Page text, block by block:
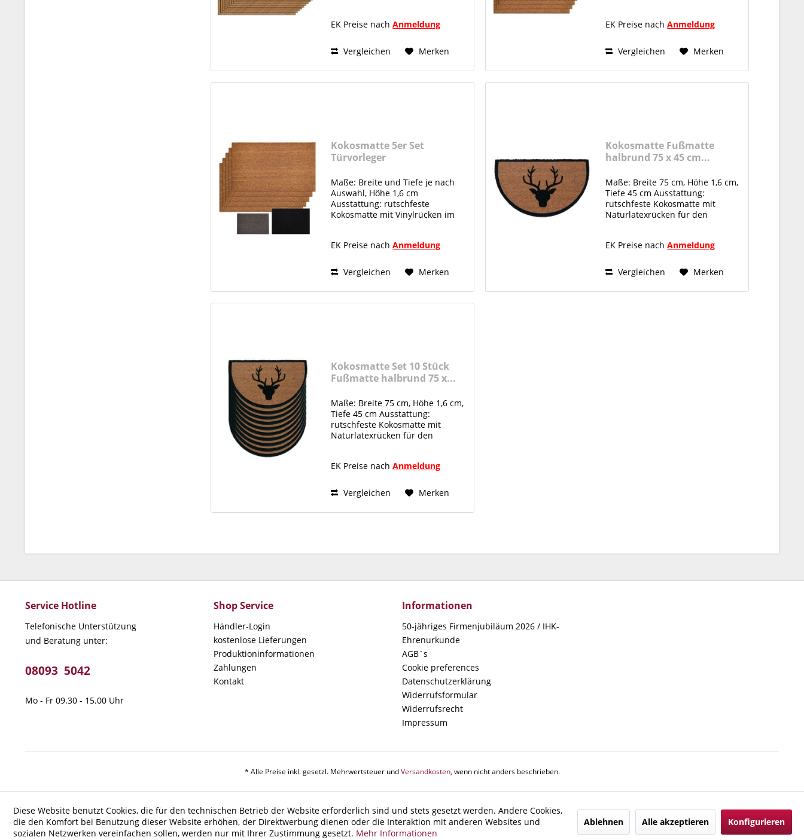
Material: 100% nachhaltig
nachwachsend und...
EK Preise nachAnmeldung
Vergleichen Merken
Material: 100% nachhaltige
und antibakteriell...
EK Preise nachAnmeldung
Vergleichen Merken
Kokosmatte 5er Set
Türvorleger
Maße: Breite und Tiefe je nach
Auswahl, Höhe 1,6 cm
Ausstattung: rutschfeste
Kokosmatte mit Vinylrücken im
Material: 100% nachhaltige
und antibakteriell...
EK Preise nachAnmeldung
Vergleichen Merken
Kokosmatte Fußmatte
halbrund 75 x 45 cm...
Maße: Breite 75 cm, Höhe 1,6 cm,
Tiefe 45 cm Ausstattung:
rutschfeste Kokosmatte mit
Naturlatexrücken für den
Naturlatex und Kokosfaser
Kokosmatte...
EK Preise nachAnmeldung
Vergleichen Merken
Kokosmatte Set 10 Stück
Fußmatte halbrund 75 x...
Maße: Breite 75 cm, Höhe 1,6 cm,
Tiefe 45 cm Ausstattung:
rutschfeste Kokosmatte mit
Naturlatexrücken für den
Naturlatex und Kokosfaser
Kokosmatte im Set...
EK Preise nachAnmeldung
Vergleichen Merken
Service Hotline
Telefonische Unterstützung
und Beratung unter:
08093 5042
Mo - Fr 09.30 - 15.00 Uhr
Shop Service
Händler-Login
kostenlose Lieferungen
Produktioninformationen
Zahlungen
Kontakt
Informationen
50-jähriges Firmenjubiläum 2026 / IHK-
Ehrenurkunde
AGB`s
Cookie preferences
Datenschutzerklärung
Widerrufsformular
Widerrufsrecht
Impressum
* Alle Preise inkl. gesetzl. Mehrwertsteuer undVersandkosten, wenn nicht anders beschrieben.
Diese Website benutzt Cookies, die für den technischen Betrieb der Website erforderlich sind und stets gesetzt werden. Andere Cookies,
die den Komfort bei Benutzung dieser Website erhöhen, der Direktwerbung dienen oder die Interaktion mit anderen Websites und
sozialen Netzwerken vereinfachen sollen, werden nur mit Ihrer Zustimmung gesetzt. Mehr Informationen
Ablehnen Alle akzeptieren Konfigurieren